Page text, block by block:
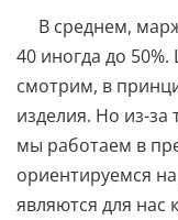
В среднем,
40 иногда до
смотрим, в
изделия. Но из-за
мы работаем в
ориентируемся
являются для нас